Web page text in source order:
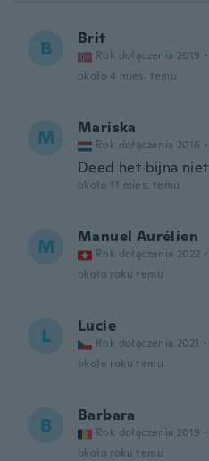
B Brit
Rok dołączenia 2019 ·
około 4 mies. temu
M Mariska
Rok dołączenia 2016 ·
Deed het bijna niet
około 11 mies. temu
M Manuel Aurélien
Rok dołączenia 2022 ·
około roku temu
L Lucie
Rok dołączenia 2021 ·
około roku temu
B Barbara
Rok dołączenia 2019 ·
około roku temu